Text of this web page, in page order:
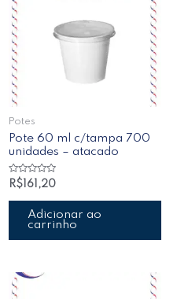
Potes
Pote 60 ml c/tampa 700
unidades – atacado
Avaliação
0
de
R$ 161,20
Adicionar ao
carrinho